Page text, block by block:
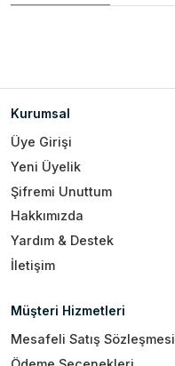
Kurumsal
Üye Girişi
Yeni Üyelik
Şifremi Unuttum
Hakkımızda
Yardım & Destek
İletişim
Müşteri Hizmetleri
Mesafeli Satış Sözleşmesi